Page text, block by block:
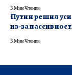
3 Мин Чтения
Путин решил
из-за
3 Мин Чтения